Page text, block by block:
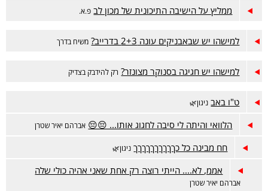
ממליץ על הישיבה התיכונית של מכון לב פ.א.
למישהו יש שבאבניקים עונה 2+3 בדרייב? משיח בדרך
למישהו יש חגיגה בסנוקר מצונזר? רק להידבק בצדיק
ט"ו באב ניגון🌿
הלוואי והיתה לי סיבה לחגוג אותו... 😔😔 אברהם יאיר שטרן
חח מבינה כל כךךךךךךךךךך ניגון🌿
אממ, לא.... הייתי רוצה רק אחת שאני אהיה כולי שלה
אברהם יאיר שטרן